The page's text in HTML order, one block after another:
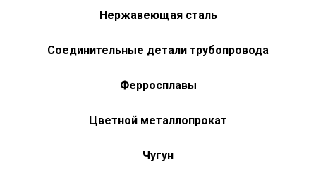
Нержавеющая сталь
Соединительные детали трубопровода
Ферросплавы
Цветной металлопрокат
Чугун